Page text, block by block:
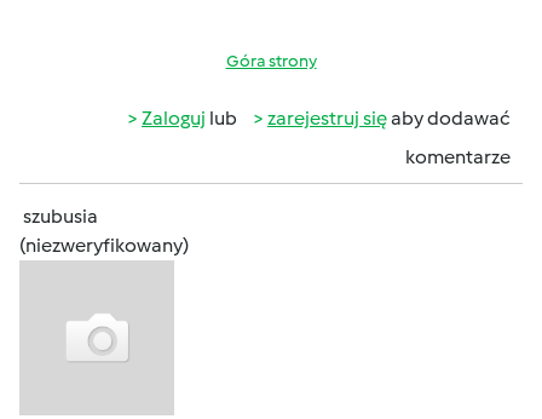
Góra strony
Zaloguj lub zarejestruj sięaby dodawać
komentarze
szubusia
(niezweryfikowany)